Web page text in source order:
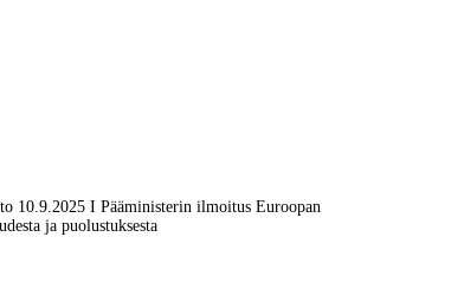
10.9.2025 I Pääministerin ilmoitus Euroopan
ja puolustuksesta